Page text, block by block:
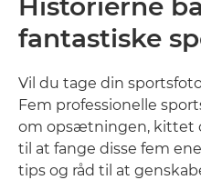
Historierne
fantastiske
Vil du tage din
Fem professionelle
om opsætningen, kittet
til at fange disse fem
tips og råd til at